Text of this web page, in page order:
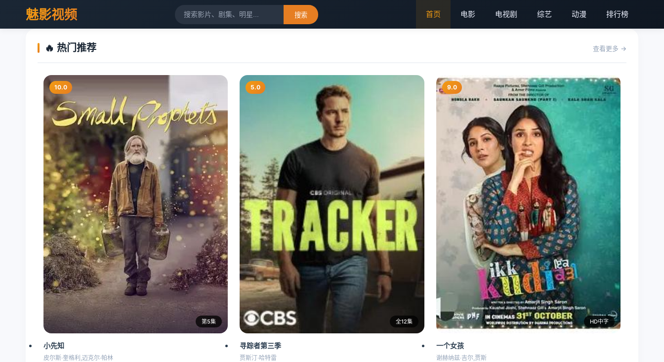
魅影视频 搜索 首页 电影 电视剧 综艺 动漫 排行榜
🔥 热门推荐 查看更多
10.0
第5集
小先知
皮尔斯·奎格利,迈克尔·帕林
5.0
全12集
寻踪者第三季
贾斯汀·哈特雷
9.0
HD中字
一个女孩
谢赫纳兹·吉尔,贾斯